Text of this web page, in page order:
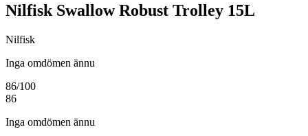
Nilfisk Swallow Robust Trolley 15L
Nilfisk
Inga omdömen ännu
86/100
86
Inga omdömen ännu